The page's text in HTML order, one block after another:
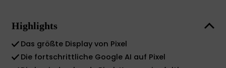
Highlights
Das größte Display von Pixel
Die fortschrittliche Google AI auf Pixel